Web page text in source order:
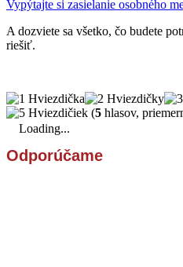
Vypýtajte si zasielanie osobného
A dozviete sa všetko, čo budete
riešiť.
(5 hlasov,
Loading...
Odporúčame